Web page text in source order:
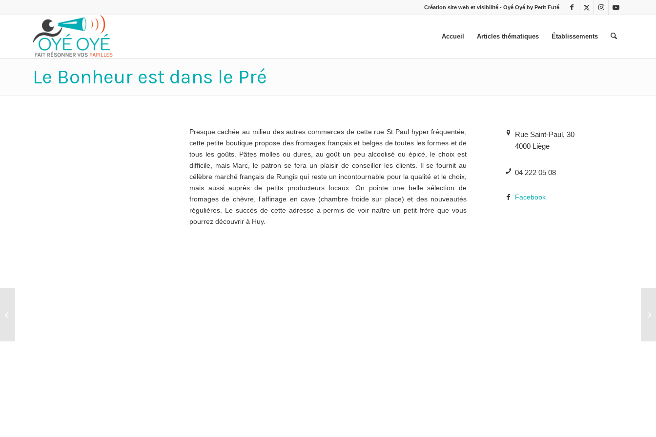
Création site web et visibilité - Oyé Oyé by Petit Futé
Accueil Articles thématiques Établissements
Le Bonheur est dans le Pré
Presque cachée au milieu des autres commerces de cette rue St Paul hyper fréquentée,
cette petite boutique propose des fromages français et belges de toutes les formes et de
tous les goûts. Pâtes molles ou dures, au goût un peu alcoolisé ou épicé, le choix est
difficile, mais Marc, le patron se fera un plaisir de conseiller les clients. Il se fournit au
célèbre marché français de Rungis qui reste un incontournable pour la qualité et le choix,
mais aussi auprès de petits producteurs locaux. On pointe une belle sélection de
fromages de chèvre, l’affinage en cave (chambre froide sur place) et des nouveautés
régulières. Le succès de cette adresse a permis de voir naître un petit frère que vous
pourrez découvrir à Huy.
Rue Saint-Paul, 30
4000 Liège
04 222 05 08
Facebook